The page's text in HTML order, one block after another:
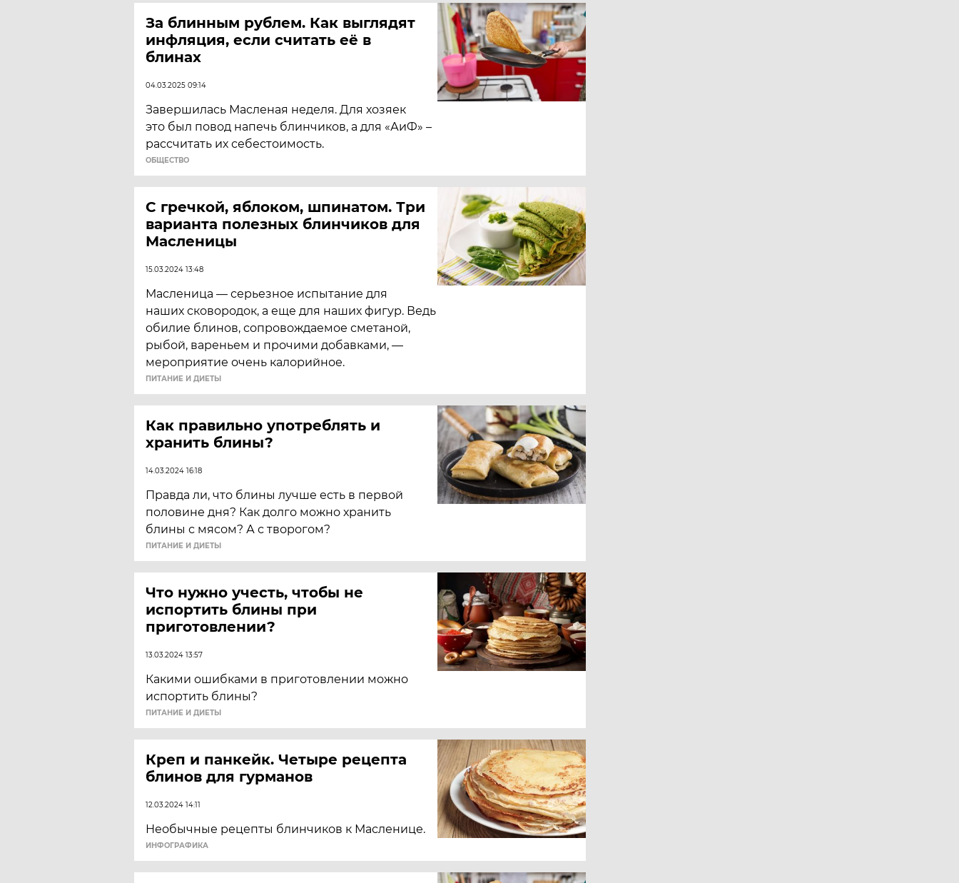
За блинным рублем. Как выглядят
инфляция, если считать её в
блинах
04.03.2025 09:14
Завершилась Масленая неделя. Для хозяек
это был повод напечь блинчиков, а для «АиФ» –
рассчитать их себестоимость.
ОБЩЕСТВО
С гречкой, яблоком, шпинатом. Три
варианта полезных блинчиков для
Масленицы
15.03.2024 13:48
Масленица — серьезное испытание для
наших сковородок, а еще для наших фигур. Ведь
обилие блинов, сопровождаемое сметаной,
рыбой, вареньем и прочими добавками, —
мероприятие очень калорийное.
ПИТАНИЕ И ДИЕТЫ
Как правильно употреблять и
хранить блины?
14.03.2024 16:18
Правда ли, что блины лучше есть в первой
половине дня? Как долго можно хранить
блины с мясом? А с творогом?
ПИТАНИЕ И ДИЕТЫ
Что нужно учесть, чтобы не
испортить блины при
приготовлении?
13.03.2024 13:57
Какими ошибками в приготовлении можно
испортить блины?
ПИТАНИЕ И ДИЕТЫ
Креп и панкейк. Четыре рецепта
блинов для гурманов
12.03.2024 14:11
Необычные рецепты блинчиков к Масленице.
ИНФОГРАФИКА